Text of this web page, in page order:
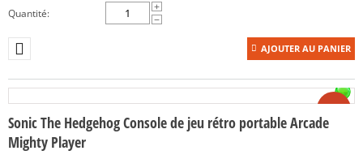
Quantité:
+
−
AJOUTER AU PANIER
-30%
Sonic The Hedgehog Console de jeu rétro portable Arcade
Mighty Player